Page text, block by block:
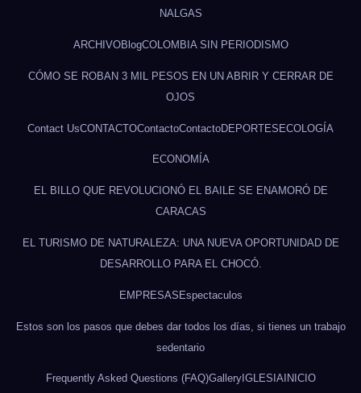
NALGAS
ARCHIVOBlogCOLOMBIA SIN PERIODISMO
CÓMO SE ROBAN 3 MIL PESOS EN UN ABRIR Y CERRAR DE
OJOS
Contact UsCONTACTOContactoContactoDEPORTESECOLOGÍA
ECONOMÍA
EL BILLO QUE REVOLUCIONÓ EL BAILE SE ENAMORÓ DE
CARACAS
EL TURISMO DE NATURALEZA: UNA NUEVA OPORTUNIDAD DE
DESARROLLO PARA EL CHOCÓ.
EMPRESASEspectaculos
Estos son los pasos que debes dar todos los días, si tienes un trabajo
sedentario
Frequently Asked Questions (FAQ)GalleryIGLESIAINICIO